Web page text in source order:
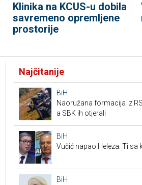
Klinika na KCUS-u dobila
savremeno opremljene
prostorije
Najčitanije
BiH
Naoružana formacija iz
a SBK ih otjerali
BiH
Vučić napao Heleza: Ti sa
BiH